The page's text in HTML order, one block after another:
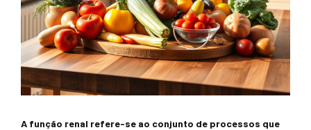
A função renal refere-se ao conjunto de processos que